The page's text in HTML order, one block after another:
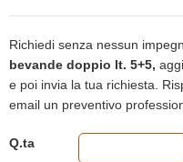
Richiedi senza nessun
bevande doppio lt. 5+5,
e poi invia la tua richiesta.
email un preventivo
Q.ta